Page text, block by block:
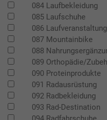
084 Laufbekleidung
085 Laufschuhe
086
087 Mountainbike
088
089 Orthopädie/
090 Proteinprodukte
091 Radausrüstung
092 Radbekleidung
093 Rad-Destination